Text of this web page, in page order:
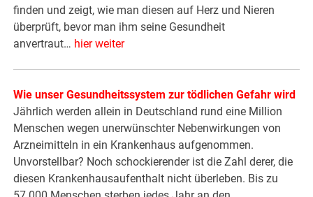
finden und zeigt, wie man diesen auf Herz und Nieren
überprüft, bevor man ihm seine Gesundheit
anvertraut… hier weiter
Wie unser Gesundheitssystem zur tödlichen Gefahr wird
Jährlich werden allein in Deutschland rund eine Million
Menschen wegen unerwünschter Nebenwirkungen von
Arzneimitteln in ein Krankenhaus aufgenommen.
Unvorstellbar? Noch schockierender ist die Zahl derer, die
diesen Krankenhausaufenthalt nicht überleben. Bis zu